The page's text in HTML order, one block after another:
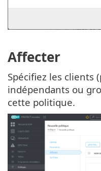
Affecter
Spécifiez les clients
indépendants ou
cette politique.